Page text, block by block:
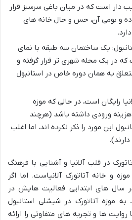
دار است که در میان باغی سرسبز قرار
و بومی آن، حس و حال خانه های
یک ساختمان سه طبقه با نمای
در یک محله شهری تر قرار گرفته و
به همان دوره خاص در استانبول
رایگان است، در حالی که موزه
ورودی داشته باشد (هرچند
این مورد را ذکر نکرده اند، اما اغلب
در قلب آلانیا و آشنایی با فرهنگ
و خانه آتاتورک آلانیاست. اما اگر
در سال های ابتدایی فعالیت هایش در
به موزه آتاتورک در شیشلی استانبول
روایت ها و تجربه های متفاوتی را ارائه